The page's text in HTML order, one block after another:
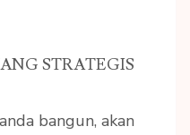
STRATEGIS
bangun, akan